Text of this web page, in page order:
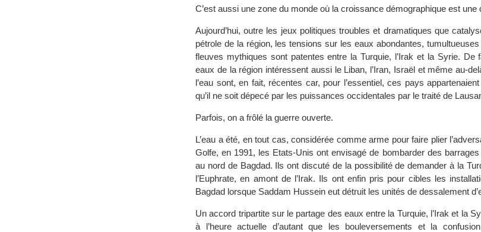
C’est aussi une zone du monde où la croissance démographique est une
Aujourd’hui, outre les jeux politiques troubles et dramatiques que
pétrole de la région, les tensions sur les eaux abondantes,
fleuves mythiques sont patentes entre la Turquie, l’Irak et la Syrie. De
eaux de la région intéressent aussi le Liban, l’Iran, Israël et même au-
l’eau sont, en fait, récentes car, pour l’essentiel, ces pays
qu’il ne soit dépecé par les puissances occidentales par le traité de
Parfois, on a frôlé la guerre ouverte.
L’eau a été, en tout cas, considérée comme arme pour faire plier
Golfe, en 1991, les Etats-Unis ont envisagé de bombarder des barrages
au nord de Bagdad. Ils ont discuté de la possibilité de demander à la
l’Euphrate, en amont de l’Irak. Ils ont enfin pris pour cibles les
Bagdad lorsque Saddam Hussein eut détruit les unités de dessalement
Un accord tripartite sur le partage des eaux entre la Turquie, l’Irak et la
à l’heure actuelle d’autant que les bouleversements et la